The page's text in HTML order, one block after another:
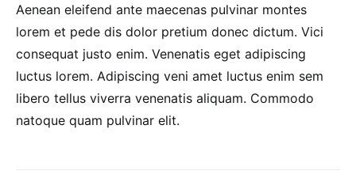
Aenean eleifend ante maecenas pulvinar montes
lorem et pede dis dolor pretium donec dictum. Vici
consequat justo enim. Venenatis eget adipiscing
luctus lorem. Adipiscing veni amet luctus enim sem
libero tellus viverra venenatis aliquam. Commodo
natoque quam pulvinar elit.